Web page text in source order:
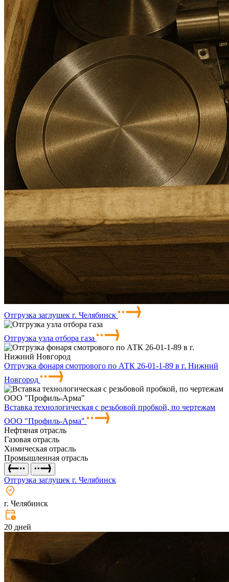
Отгрузка заглушек г. Челябинск
Отгрузка узла отбора газа
Отгрузка фонаря смотрового по АТК 26-01-1-89 в г. Нижний
Новгород
Вставка технологическая с резьбовой пробкой, по чертежам
ООО "Профиль-Арма"
Нефтяная отрасль
Газовая отрасль
Химическая отрасль
Промышленная отрасль
Отгрузка заглушек г. Челябинск
г. Челябинск
20 дней